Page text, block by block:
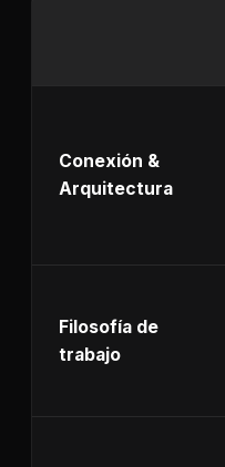
Conexión &
Arquitectura
Filosofía de
trabajo